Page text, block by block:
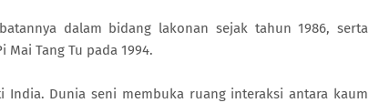
dalam bidang lakonan sejak tahun 1986, serta
Tang Tu pada 1994.
Dunia seni membuka ruang interaksi antara kaum